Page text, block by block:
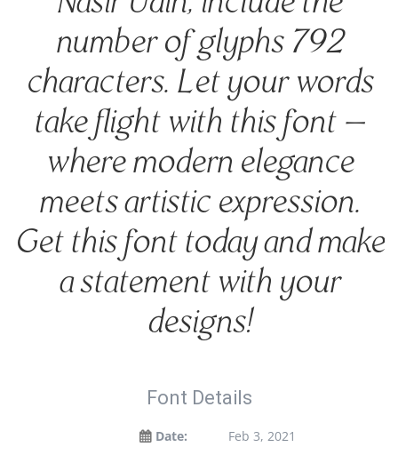
number of glyphs 792
characters. Let your words
take flight with this font —
where modern elegance
meets artistic expression.
Get this font today and make
a statement with your
designs!
Font Details
Date:
Feb 3, 2021